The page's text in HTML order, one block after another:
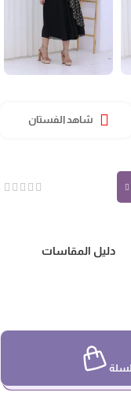
شاهد الفستان
دليل المقاسات